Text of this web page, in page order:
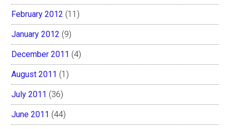
February 2012 (11)
January 2012 (9)
December 2011 (4)
August 2011 (1)
July 2011 (36)
June 2011 (44)